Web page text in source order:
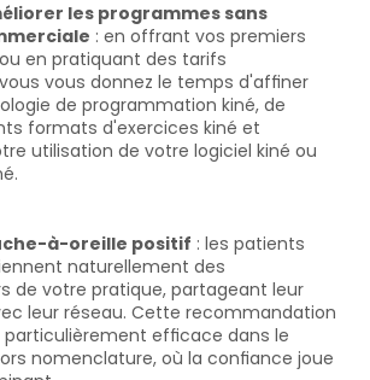
les programmes sans
: en offrant vos premiers
en pratiquant des tarifs
vous donnez le temps d'affiner
de programmation kiné, de
formats d'exercices kiné et
utilisation de votre logiciel kiné ou
à-oreille positif : les patients
naturellement des
de votre pratique, partageant leur
leur réseau. Cette recommandation
efficace dans le
nomenclature, où la confiance joue